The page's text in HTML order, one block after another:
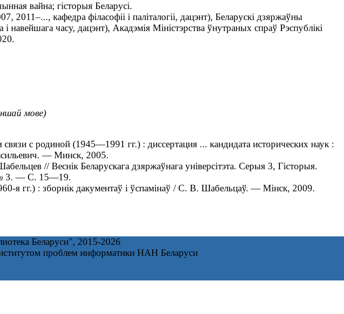
вайна; гісторыя Беларусі.
кафедра філасофіі і паліталогіі, дацэнт), Беларускі дзяржаўны
навейшага часу, дацэнт), Акадэмія Міністэрства ўнутраных спраў Рэспублікі
мове)
с родиной (1945—1991 гг.) : диссертация ... кандидата исторических наук :
— Минск, 2005.
// Веснік Беларускага дзяржаўнага універсітэта. Серыя 3, Гісторыя.
№ 3. — С. 15—19.
я гг.) : зборнік дакументаў і ўспамінаў / С. В. Шабельцаў. — Мінск, 2009.
Беларуси", 2015-2026
проблем информатики НАН Беларуси